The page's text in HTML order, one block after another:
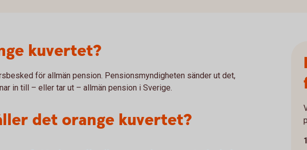
kuvertet?
för allmän pension. Pensionsmyndigheten sänder ut det,
in till – eller tar ut – allmän pension i Sverige.
det orange kuvertet?